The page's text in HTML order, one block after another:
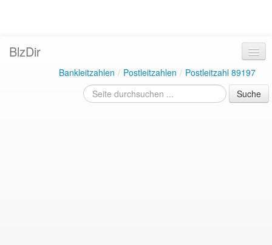
BlzDir
Bankleitzahlen / Postleitzahlen / Postleitzahl 89197
Suche